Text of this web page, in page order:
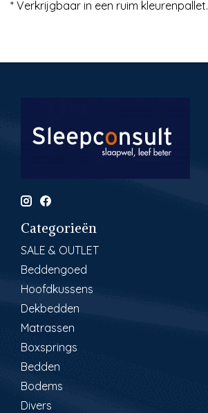
* Verkrijgbaar in een ruim kleurenpallet.
Categorieën
SALE & OUTLET
Beddengoed
Hoofdkussens
Dekbedden
Matrassen
Boxsprings
Bedden
Bodems
Divers